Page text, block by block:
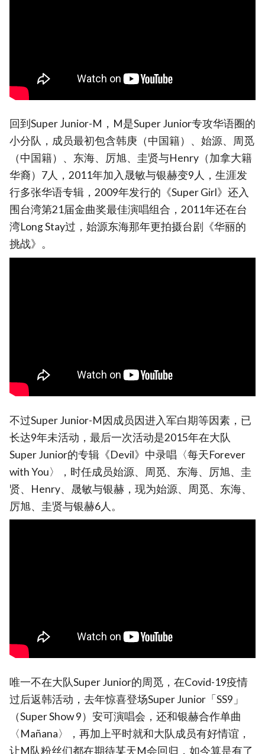
回到Super Junior-M，M是Super Junior专攻华语圈的
小分队，成员最初包含韩庚（中国籍）、始源、周觅
（中国籍）、东海、厉旭、圭贤与Henry（加拿大籍
华裔）7人，2011年加入晟敏与银赫变9人，生涯发
行多张华语专辑，2009年发行的《Super Girl》还入
围台湾第21届金曲奖最佳演唱组合，2011年还在台
湾Long Stay过，始源东海那年更拍摄台剧《华丽的
挑战》。
不过Super Junior-M因成员因进入军白期等因素，已
长达9年未活动，最后一次活动是2015年在大队
Super Junior的专辑《Devil》中录唱〈每天Forever
with You〉，时任成员始源、周觅、东海、厉旭、圭
贤、Henry、晟敏与银赫，现为始源、周觅、东海、
厉旭、圭贤与银赫6人。
唯一不在大队Super Junior的周觅，在Covid-19疫情
过后返韩活动，去年惊喜登场Super Junior「SS9」
（Super Show 9）安可演唱会，还和银赫合作单曲
〈Mañana〉，再加上平时就和大队成员有好情谊，
让M队粉丝们都在期待某天M会回归，如今算是有了